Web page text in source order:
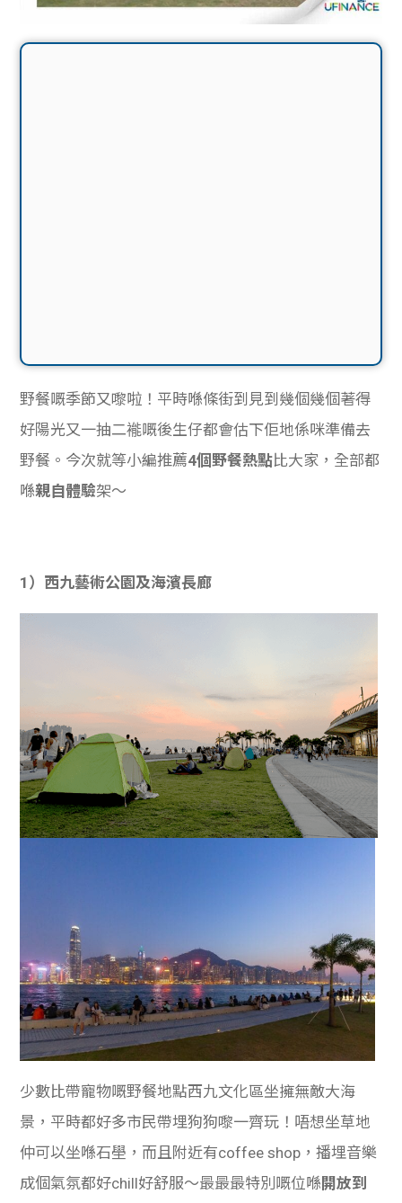
野餐嘅季節又嚟啦！平時喺條街到見到幾個幾個著得
好陽光又一抽二褦嘅後生仔都會估下佢地係咪準備去
野餐。今次就等小編推薦4個野餐熱點比大家，全部都
喺親自體驗架～
1）西九藝術公園及海濱長廊
少數比帶寵物嘅野餐地點西九文化區坐擁無敵大海
景，平時都好多市民帶埋狗狗嚟一齊玩！唔想坐草地
仲可以坐喺石壆，而且附近有coffee shop，播埋音樂
成個氣氛都好chill好舒服～最最最特別嘅位喺 開放到